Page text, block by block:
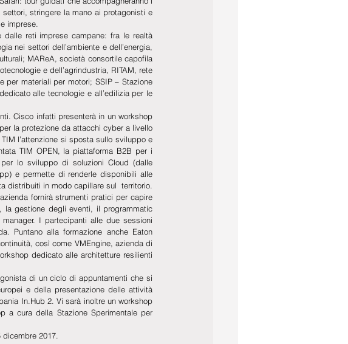
stringere la mano ai protagonisti e
imprese.
reti imprese campane: fra le realtà
nei settori dell’ambiente e dell’energia,
MAReA, società consortile capofila
e dell’agrindustria, RITAM, rete
per materiali per motori; SSIP – Stazione
alle tecnologie e all’edilizia per le
Cisco infatti presenterà in un workshop
la protezione da attacchi cyber a livello
l’attenzione si sposta sullo sviluppo e
TIM OPEN, la piattaforma B2B per i
lo sviluppo di soluzioni Cloud (dalle
e permette di renderle disponibili alle
distribuiti in modo capillare sul  territorio.
fornirà strumenti pratici per capire
la gestione degli eventi, il programmatic
I partecipanti alle due sessioni
Puntano alla formazione anche Eaton
così come VMEngine, azienda di
dedicato alle architetture resilienti
di un ciclo di appuntamenti che si
e della presentazione delle attività
In.Hub 2. Vi sarà inoltre un workshop
a cura della Stazione Sperimentale per
2017.